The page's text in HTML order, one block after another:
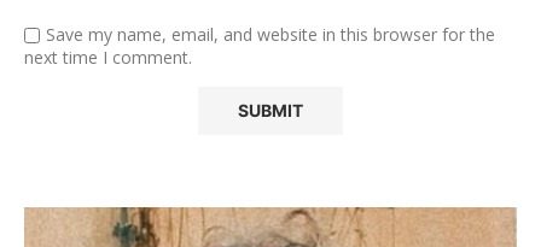
Save my name, email, and website in this browser for the
next time I comment.